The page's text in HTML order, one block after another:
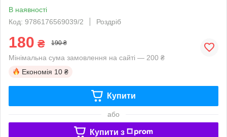
В наявності
Код: 9786176569039/2
Роздріб
180 ₴ 190 ₴
Мінімальна сума замовлення на сайті — 200 ₴
Економія 10 ₴
Купити
або
Купити з